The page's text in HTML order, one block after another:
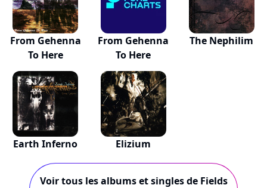
From Gehenna
To Here
From Gehenna
To Here
The Nephilim
Earth Inferno Elizium
Voir tous les albums et singles de Fields